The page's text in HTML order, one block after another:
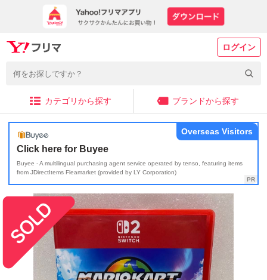
ログイン
カテゴリから探す ブランドから探す
Click here for Buyee
Buyee - A multilingual purchasing agent service operated by tenso, featuring items
from JDirectItems Fleamarket (provided by LY Corporation)
Overseas Visitors